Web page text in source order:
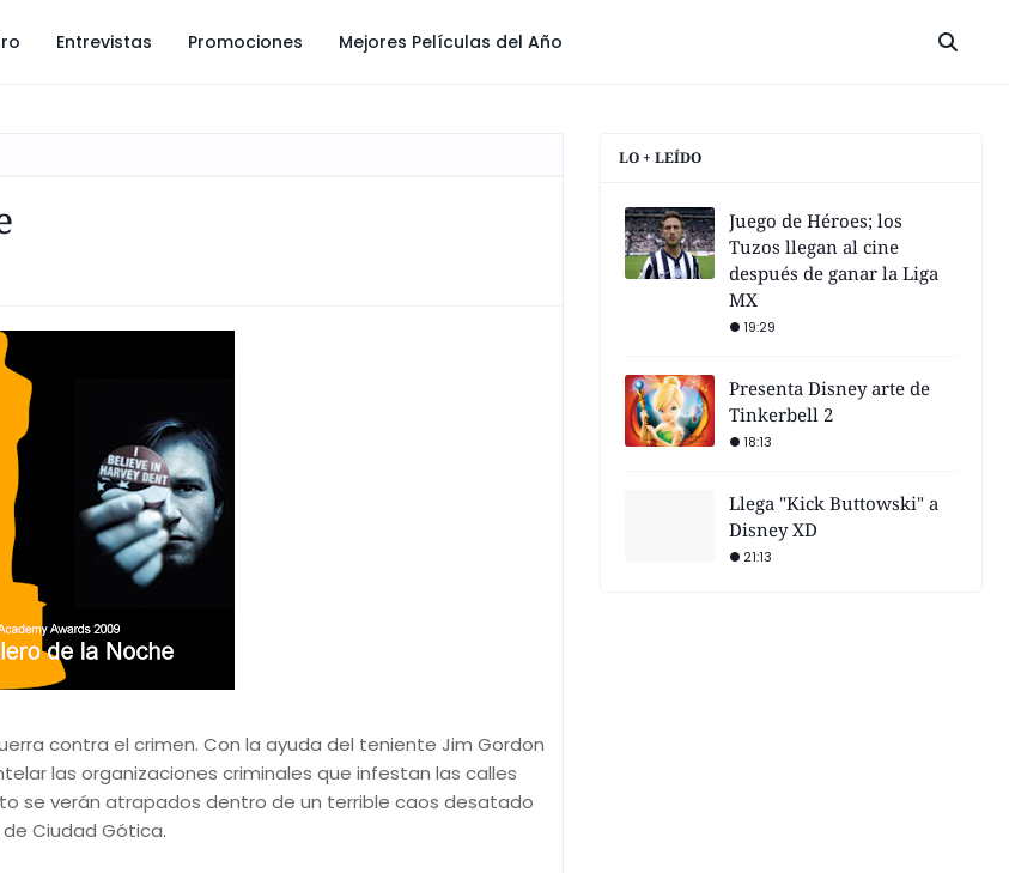
Entrevistas Promociones Mejores Películas del Año
contra el crimen. Con la ayuda del teniente Jim Gordon
las organizaciones criminales que infestan las calles
se verán atrapados dentro de un terrible caos desatado
Ciudad Gótica.
LO + LEÍDO
Juego de Héroes; los
Tuzos llegan al cine
después de ganar la Liga
MX
19:29
Presenta Disney arte de
Tinkerbell 2
18:13
Llega "Kick Buttowski" a
Disney XD
21:13